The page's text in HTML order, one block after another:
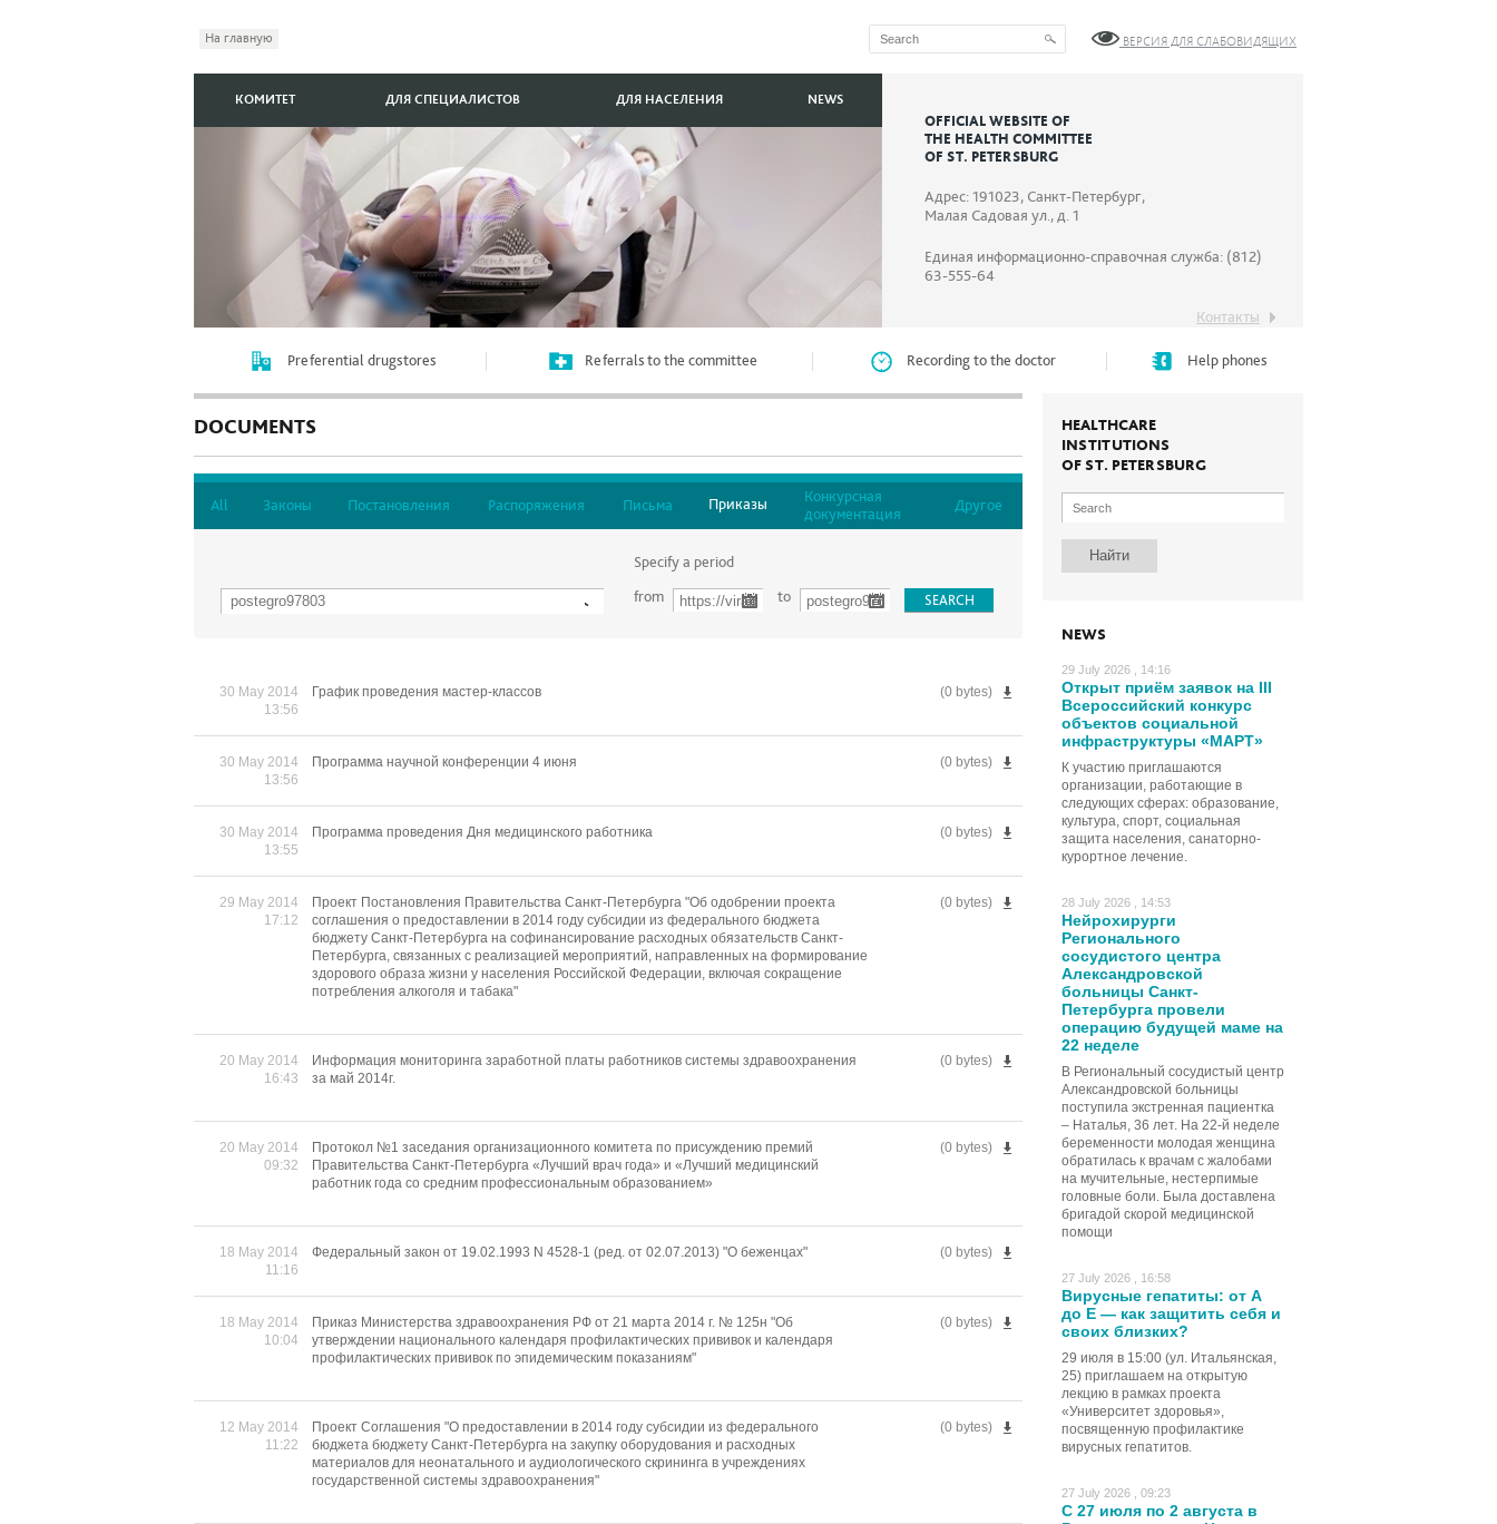
На главную ВЕРСИЯ ДЛЯ СЛАБОВИДЯЩИХ
OFFICIAL WEBSITE OF
THE HEALTH COMMITTEE
OF ST. PETERSBURG
Адрес: 191023, Санкт-Петербург,
Малая Садовая ул., д. 1
Единая информационно-справочная служба: (812)
63-555-64
Контакты
КОМИТЕТ ДЛЯ СПЕЦИАЛИСТОВ ДЛЯ НАСЕЛЕНИЯ NEWS
Preferential drugstores Referrals to the committee Recording to the doctor Help phones
HEALTHCARE
INSTITUTIONS
OF ST. PETERSBURG
NEWS
29 July 2026 , 14:16
Открыт приём заявок на III
Всероссийский конкурс
объектов социальной
инфраструктуры «МАРТ»
К участию приглашаются
организации, работающие в
следующих сферах: образование,
культура, спорт, социальная
защита населения, санаторно-
курортное лечение.
28 July 2026 , 14:53
Нейрохирурги
Регионального
сосудистого центра
Александровской
больницы Санкт-
Петербурга провели
операцию будущей маме на
22 неделе
В Региональный сосудистый центр
Александровской больницы
поступила экстренная пациентка
– Наталья, 36 лет. На 22-й неделе
беременности молодая женщина
обратилась к врачам с жалобами
на мучительные, нестерпимые
головные боли. Была доставлена
бригадой скорой медицинской
помощи
27 July 2026 , 16:58
Вирусные гепатиты: от А
до Е — как защитить себя и
своих близких?
29 июля в 15:00 (ул. Итальянская,
25) приглашаем на открытую
лекцию в рамках проекта
«Университет здоровья»,
посвященную профилактике
вирусных гепатитов.
27 July 2026 , 09:23
С 27 июля по 2 августа в
DOCUMENTS
All Законы Постановления Распоряжения Письма Приказы
Конкурсная
документация
Другое
Specify a period
from
to
30 May 2014
13:56
(0 bytes)
График проведения мастер-классов
30 May 2014
13:56
(0 bytes)
Программа научной конференции 4 июня
30 May 2014
13:55
(0 bytes)
Программа проведения Дня медицинского работника
29 May 2014
17:12
(0 bytes)
Проект Постановления Правительства Санкт-Петербурга "Об одобрении проекта
соглашения о предоставлении в 2014 году субсидии из федерального бюджета
бюджету Санкт-Петербурга на софинансирование расходных обязательств Санкт-
Петербурга, связанных с реализацией мероприятий, направленных на формирование
здорового образа жизни у населения Российской Федерации, включая сокращение
потребления алкоголя и табака"
20 May 2014
16:43
(0 bytes)
Информация мониторинга заработной платы работников системы здравоохранения
за май 2014г.
20 May 2014
09:32
(0 bytes)
Протокол №1 заседания организационного комитета по присуждению премий
Правительства Санкт-Петербурга «Лучший врач года» и «Лучший медицинский
работник года со средним профессиональным образованием»
18 May 2014
11:16
(0 bytes)
Федеральный закон от 19.02.1993 N 4528-1 (ред. от 02.07.2013) "О беженцах"
18 May 2014
10:04
(0 bytes)
Приказ Министерства здравоохранения РФ от 21 марта 2014 г. № 125н "Об
утверждении национального календаря профилактических прививок и календаря
профилактических прививок по эпидемическим показаниям"
12 May 2014
11:22
(0 bytes)
Проект Соглашения "О предоставлении в 2014 году субсидии из федерального
бюджета бюджету Санкт-Петербурга на закупку оборудования и расходных
материалов для неонатального и аудиологического скрининга в учреждениях
государственной системы здравоохранения"